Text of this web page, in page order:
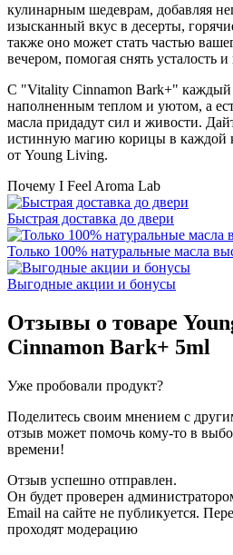
кулинарным шедеврам, добавляя
изысканный вкус в десерты,
также оно может стать частью
вечером, помогая снять усталость
С "Vitality Cinnamon Bark+" каждый
наполненным теплом и уютом, а
масла придадут сил и живости.
истинную магию корицы в каждой
от Young Living.
Почему I Feel Aroma Lab
Быстрая доставка до двери
Только 100% натуральные масла
Выгодные акции и бонусы
Отзывы о товаре
Cinnamon Bark+ 5ml
Уже пробовали продукт?
Поделитесь своим мнением с
отзыв может помочь кому-то в
времени!
Отзыв успешно отправлен.
Он будет проверен
Email на сайте не публикуется.
проходят модерацию